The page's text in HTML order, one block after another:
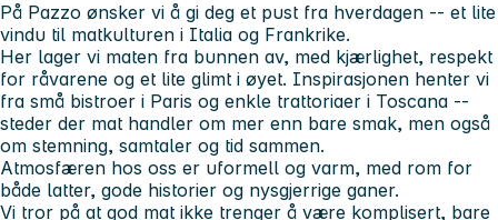
På Pazzo ønsker vi å gi deg et pust fra hverdagen -- et lite
vindu til matkulturen i Italia og Frankrike.
Her lager vi maten fra bunnen av, med kjærlighet, respekt
for råvarene og et lite glimt i øyet. Inspirasjonen henter vi
fra små bistroer i Paris og enkle trattoriaer i Toscana --
steder der mat handler om mer enn bare smak, men også
om stemning, samtaler og tid sammen.
Atmosfæren hos oss er uformell og varm, med rom for
både latter, gode historier og nysgjerrige ganer.
Vi tror på at god mat ikke trenger å være komplisert, bare